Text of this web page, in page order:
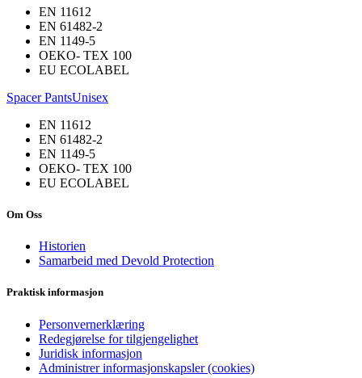
EN 11612
EN 61482-2
EN 1149-5
OEKO- TEX 100
EU ECOLABEL
Spacer PantsUnisex
EN 11612
EN 61482-2
EN 1149-5
OEKO- TEX 100
EU ECOLABEL
Om Oss
Historien
Samarbeid med Devold Protection
Praktisk informasjon
Personvernerklæring
Redegjørelse for tilgjengelighet
Juridisk informasjon
Administrer informasjonskapsler (cookies)